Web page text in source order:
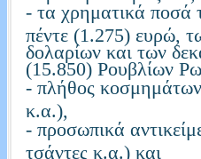
- τα χρηματικά ποσά
πέντε (1.275) ευρώ,
δολαρίων και των
(15.850) Ρουβλίων
- πλήθος
κ.α.),
- προσωπικά
τσάντες κ.α.) και